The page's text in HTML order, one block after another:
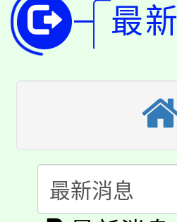
代理(課)
轉知中國
《TA101
程，歡迎
心理、諮
系所師生
轉知苗栗
縣市「校
門員」簡
踴躍報名
桃園市
「桃園市
展演活動
115年度
義教育推
「2026
最